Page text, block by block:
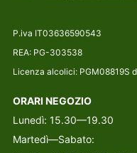
P.iva IT03636590543
REA: PG-303538
Licenza alcolici: PGM08819S
ORARI NEGOZIO
Lunedì: 15.30—19.30
Martedì—Sabato: